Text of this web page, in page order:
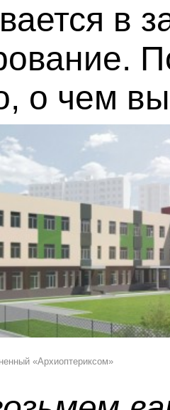
в
о чем вы
«Архиоптериксом»